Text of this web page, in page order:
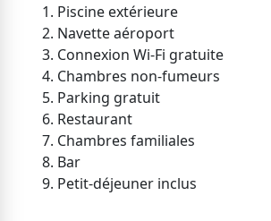
Piscine extérieure
Navette aéroport
Connexion Wi-Fi gratuite
Chambres non-fumeurs
Parking gratuit
Restaurant
Chambres familiales
Bar
Petit-déjeuner inclus